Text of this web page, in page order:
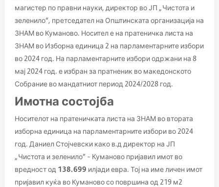
магистер по правни науки, директор во ЈП „Чистота и
зеленило“, претседател на Општинската организација на
ЗНАМ во Куманово. Носител е на пратеничка листа на
ЗНАМ во Изборна единица 2 на парламентарните избори
во 2024 год. На парламентарните избори одржани на 8
мај 2024 год. е избран за пратненик во македонското
Собрание во мандатниот период 2024/2028 год.
Имотна состојба
Носителот на пратеничката листа на ЗНАМ во втората
изборна единица на парламентарните избори во 2024
год. Даниел Стојчевски како в.д директор на ЈП
„Чистота и зеленило“ – Куманово пријавил имот во
вредност од 138.699 илјади евра. Тој на име личен имот
пријавил куќа во Куманово со површина од 219 м2